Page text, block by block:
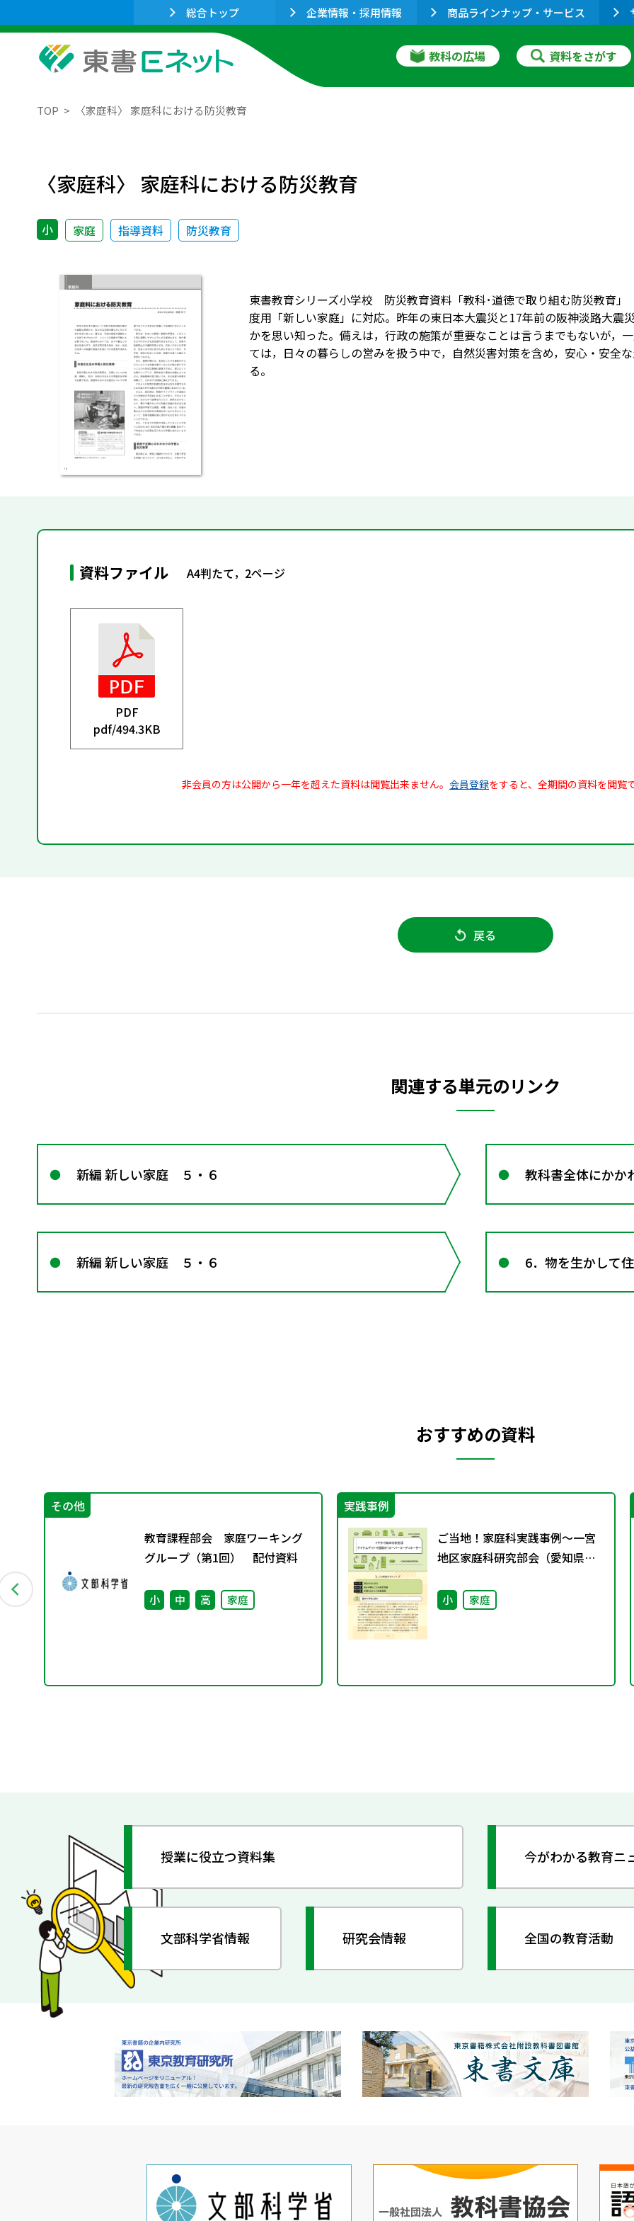
総合トップ 企業情報・採用情報 商品ラインナップ・サービス
教科の広場 資料をさがす
TOP 〈家庭科〉 家庭科における防災教育
〈家庭科〉 家庭科における防災教育
小 家庭 指導資料 防災教育
東書教育シリーズ小学校 防災教育資料「教科･道徳で取り組む防災教育
度用「新しい家庭」に対応。昨年の東日本大震災と17年前の阪神淡路大震
かを思い知った。備えは，行政の施策が重要なことは言うまでもないが，
ては，日々の暮らしの営みを扱う中で，自然災害対策を含め，安心・安全
る。
資料ファイル A4判たて，2ページ
PDF
pdf/494.3KB
非会員の方は公開から一年を超えた資料は閲覧出来ません。 会員登録をすると、全期間の資料を閲覧
戻る
関連する単元のリンク
新編 新しい家庭 ５・６ 教科書全体にかか
新編 新しい家庭 ５・６ 6．物を生かして
おすすめの資料
その他
教育課程部会 家庭ワーキング
グループ（第1回） 配付資料
小 中 高 家庭
実践事例
ご当地！家庭科実践事例〜一宮
地区家庭科研究部会（愛知県）
小 家庭
授業に役立つ資料集 今がわかる教育ニ
文部科学省情報 研究会情報 全国の教育活動